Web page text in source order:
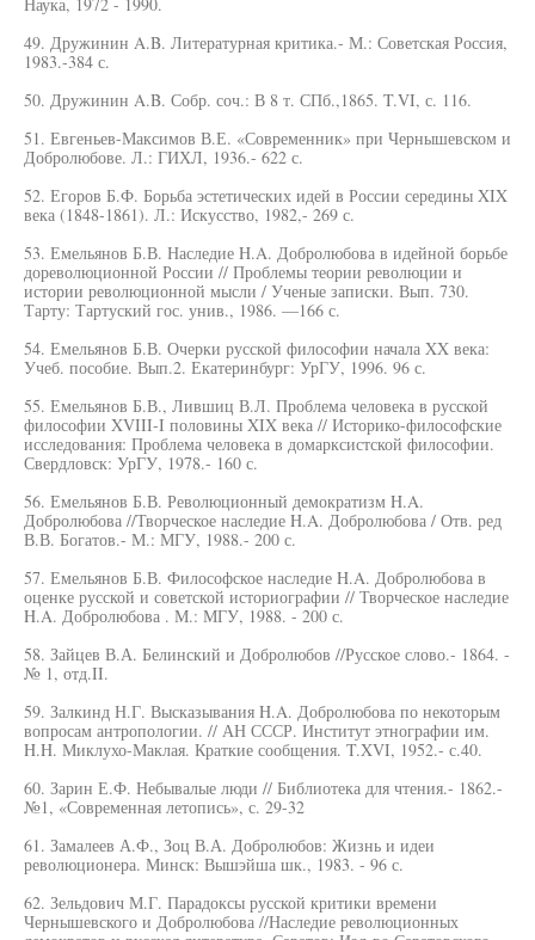
49. Дружинин A.B. Литературная критика.- М.: Советская Россия,
1983.-384 с.
50. Дружинин A.B. Собр. соч.: В 8 т. СПб.,1865. T.VI, с. 116.
51. Евгеньев-Максимов В.Е. «Современник» при Чернышевском и
Добролюбове. Л.: ГИХЛ, 1936.- 622 с.
52. Егоров Б.Ф. Борьба эстетических идей в России середины XIX
века (1848-1861). Л.: Искусство, 1982,- 269 с.
53. Емельянов Б.В. Наследие H.A. Добролюбова в идейной борьбе
дореволюционной России // Проблемы теории революции и
истории революционной мысли / Ученые записки. Вып. 730.
Тарту: Тартуский гос. унив., 1986. —166 с.
54. Емельянов Б.В. Очерки русской философии начала XX века:
Учеб. пособие. Вып.2. Екатеринбург: УрГУ, 1996. 96 с.
55. Емельянов Б.В., Лившиц В.Л. Проблема человека в русской
философии XVIII-I половины XIX века // Историко-философские
исследования: Проблема человека в домарксистской философии.
Свердловск: УрГУ, 1978.- 160 с.
56. Емельянов Б.В. Революционный демократизм H.A.
Добролюбова //Творческое наследие H.A. Добролюбова / Отв. ред
В.В. Богатов.- М.: МГУ, 1988.- 200 с.
57. Емельянов Б.В. Философское наследие H.A. Добролюбова в
оценке русской и советской историографии // Творческое наследие
H.A. Добролюбова . М.: МГУ, 1988. - 200 с.
58. Зайцев В.А. Белинский и Добролюбов //Русское слово.- 1864. -
№ 1, отд.II.
59. Залкинд Н.Г. Высказывания H.A. Добролюбова по некоторым
вопросам антропологии. // АН СССР. Институт этнографии им.
H.H. Миклухо-Маклая. Краткие сообщения. T.XVI, 1952.- с.40.
60. Зарин Е.Ф. Небывалые люди // Библиотека для чтения.- 1862.-
№1, «Современная летопись», с. 29-32
61. Замалеев А.Ф., Зоц В.А. Добролюбов: Жизнь и идеи
революционера. Минск: Вышэйша шк., 1983. - 96 с.
62. Зельдович М.Г. Парадоксы русской критики времени
Чернышевского и Добролюбова //Наследие революционных